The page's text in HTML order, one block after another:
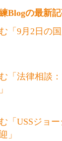
Blogの最新
「9月2日の
「法律相談
「USSジョ
」